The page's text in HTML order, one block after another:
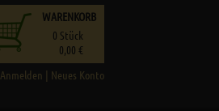
Anmelden | Neues Konto
WARENKORB
0 Stück
0,00 €